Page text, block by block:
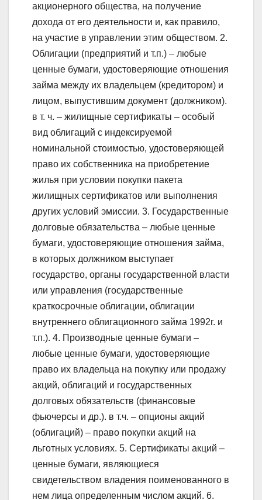
акционерного общества, на получение
дохода от его деятельности и, как правило,
на участие в управлении этим обществом. 2.
Облигации (предприятий и т.п.) – любые
ценные бумаги, удостоверяющие отношения
займа между их владельцем (кредитором) и
лицом, выпустившим документ (должником).
в т. ч. – жилищные сертификаты – особый
вид облигаций с индексируемой
номинальной стоимостью, удостоверяющей
право их собственника на приобретение
жилья при условии покупки пакета
жилищных сертификатов или выполнения
других условий эмиссии. 3. Государственные
долговые обязательства – любые ценные
бумаги, удостоверяющие отношения займа,
в которых должником выступает
государство, органы государственной власти
или управления (государственные
краткосрочные облигации, облигации
внутреннего облигационного займа 1992г. и
т.п.). 4. Производные ценные бумаги –
любые ценные бумаги, удостоверяющие
право их владельца на покупку или продажу
акций, облигаций и государственных
долговых обязательств (финансовые
фьючерсы и др.). в т.ч. – опционы акций
(облигаций) – право покупки акций на
льготных условиях. 5. Сертификаты акций –
ценные бумаги, являющиеся
свидетельством владения поименованного в
нем лица определенным числом акций. 6.